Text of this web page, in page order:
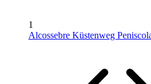
1
Alcossebre Küstenweg